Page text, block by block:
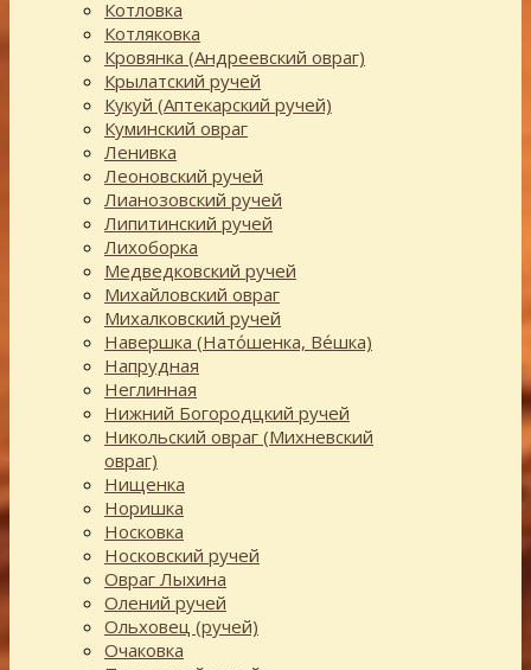
Котловка
Котляковка
Кровянка (Андреевский овраг)
Крылатский ручей
Кукуй (Аптекарский ручей)
Куминский овраг
Ленивка
Леоновский ручей
Лианозовский ручей
Липитинский ручей
Лихоборка
Медведковский ручей
Михайловский овраг
Михалковский ручей
Навершка (Нато́шенка, Ве́шка)
Напрудная
Неглинная
Нижний Богородцкий ручей
Никольский овраг (Михневский
овраг)
Нищенка
Норишка
Носковка
Носковский ручей
Овраг Лыхина
Олений ручей
Ольховец (ручей)
Очаковка